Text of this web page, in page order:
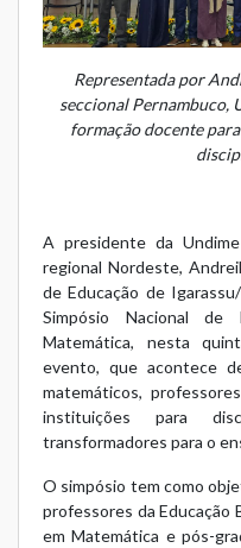
Representada por
seccional Pernambuco,
formação docente
A presidente da
regional Nordeste,
de Educação de
Simpósio Nacional de
Matemática, nesta
evento, que acontece
matemáticos,
instituições para
transformadores para o
O simpósio tem como
professores da Educação
em Matemática e pós-